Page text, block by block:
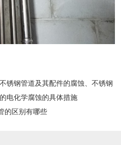
锈钢管道及其配件的腐蚀、不锈钢
电化学腐蚀的具体措施
的区别有哪些